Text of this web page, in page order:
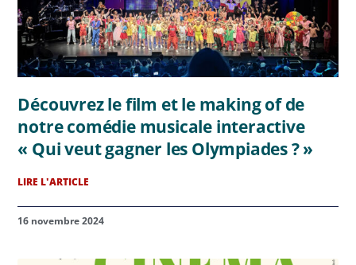
Découvrez le film et le making of de
notre comédie musicale interactive
« Qui veut gagner les Olympiades ? »
LIRE L'ARTICLE
16 novembre 2024